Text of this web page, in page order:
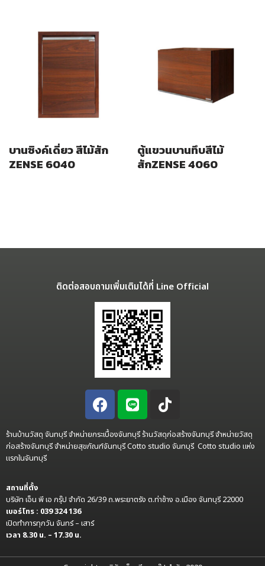
บานซิงค์เดี่ยว สีไม้สัก
ZENSE 6040
ตู้แขวนบานทึบสีไม้
สักZENSE 4060
ติดต่อสอบถามเพิ่มเติมได้ที่ Line Official
ร้านบ้านวัสดุ จันทบุรี จำหน่ายกระเบื้องจันทบุรี ร้านวัสดุก่อสร้างจันทบุรี จำหน่ายวัสดุ
ก่อสร้างจันทบุรี จำหน่ายสุขภัณฑ์จันทบุรี Cotto studio จันทบุรี Cotto studio แห่ง
แรกในจันทบุรี
สถานที่ตั้ง
บริษัท เอ็น พี เอ กรุ๊ป จำกัด 26/39 ถ.พระยาตรัง ต.ท่าช้าง อ.เมือง จันทบุรี 22000
เบอร์โทร : 039 324 136
เปิดทำการทุกวัน จันทร์ – เสาร์
เวลา 8.30 น. – 17.30 น.